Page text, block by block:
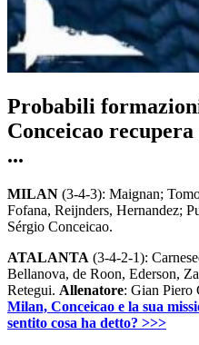
Probabili
Conceicao
...
MILAN (3-4-3): Maignan;
Fofana, Reijnders, Hernandez;
Sérgio Conceicao.
ATALANTA (3-4-2-1):
Bellanova, de Roon, Ederson,
Retegui. Allenatore: Gian Piero
Milan, Conceicao e la sua
sentito cosa ha detto? >>>